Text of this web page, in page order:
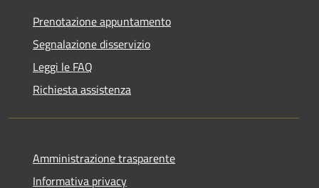
Prenotazione appuntamento
Segnalazione disservizio
Leggi le FAQ
Richiesta assistenza
Amministrazione trasparente
Informativa privacy